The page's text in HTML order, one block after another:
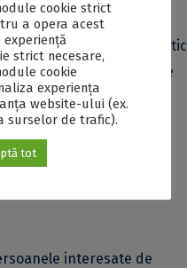
Berbinski
, cadru didactic
« Mooc2move » – Le
de Limbi și Literaturi
interesate de
cookie strict
a opera acest
strict necesare,
cookie
experiența
website-ului (ex.
surselor de trafic).
tot